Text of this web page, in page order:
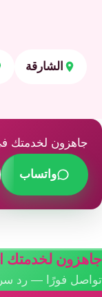
الشارقة
جاهزون لخدمتك
واتساب
جاهزون لخدمتك
تواصل فورًا — رد